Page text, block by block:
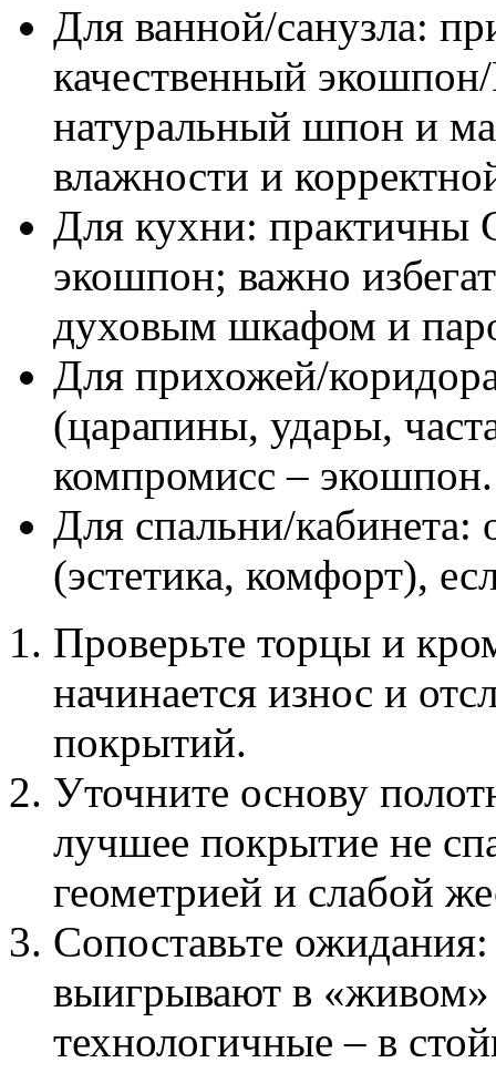
Для ванной/санузла:
качественный
натуральный шпон и
влажности и
Для кухни: практичны
экошпон; важно
духовым шкафом и
Для прихожей/
(царапины, удары,
компромисс – экошпон.
Для спальни/
(эстетика, комфорт),
Проверьте торцы и
начинается износ и
покрытий.
Уточните основу
лучшее покрытие не
геометрией и слабой
Сопоставьте
выигрывают в «живом»
технологичные – в